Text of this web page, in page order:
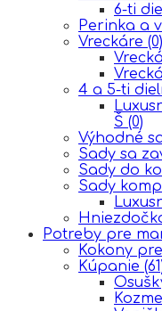
6-ti
Perinka a
Vreckáre (0)
4 a 5-ti
Š (0)
Výhodné
Sady sa
Sady do
Sady
Potreby pre
Kokony
Kúpanie